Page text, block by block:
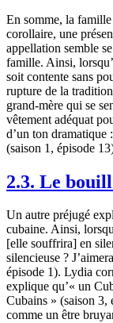
En somme, la
corollaire, une
appellation semble
famille. Ainsi,
soit contente sans
rupture de la
grand-mère qui se
vêtement adéquat
d’un ton dramatique
(saison 1, épisode
2.3. Le
Un autre préjugé
cubaine. Ainsi,
[elle souffrira] en
silencieuse ?
épisode 1). Lydia
explique qu’« un
Cubains » (saison 3,
comme un être